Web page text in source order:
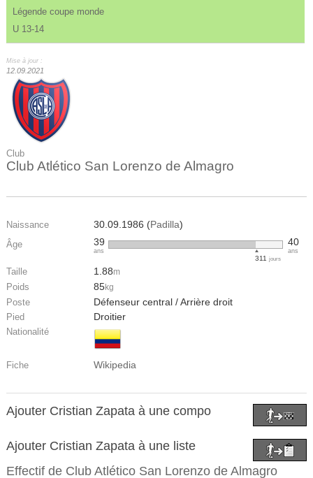
Légende coupe monde
U 13-14
Mise à jour :
12.09.2021
Club
Club Atlético San Lorenzo de Almagro
Naissance 30.09.1986 (Padilla)
Âge 39
ans
311jours
40
ans
Taille 1.88m
Poids 85kg
Poste Défenseur central / Arrière droit
Pied Droitier
Nationalité
Fiche Wikipedia
Ajouter Cristian Zapata à une compo
Ajouter Cristian Zapata à une liste
Effectif de Club Atlético San Lorenzo de Almagro